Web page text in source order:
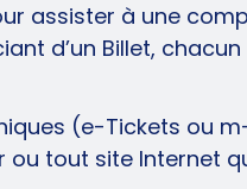
assister à une
d’un Billet,
(e-Tickets ou
tout site Internet